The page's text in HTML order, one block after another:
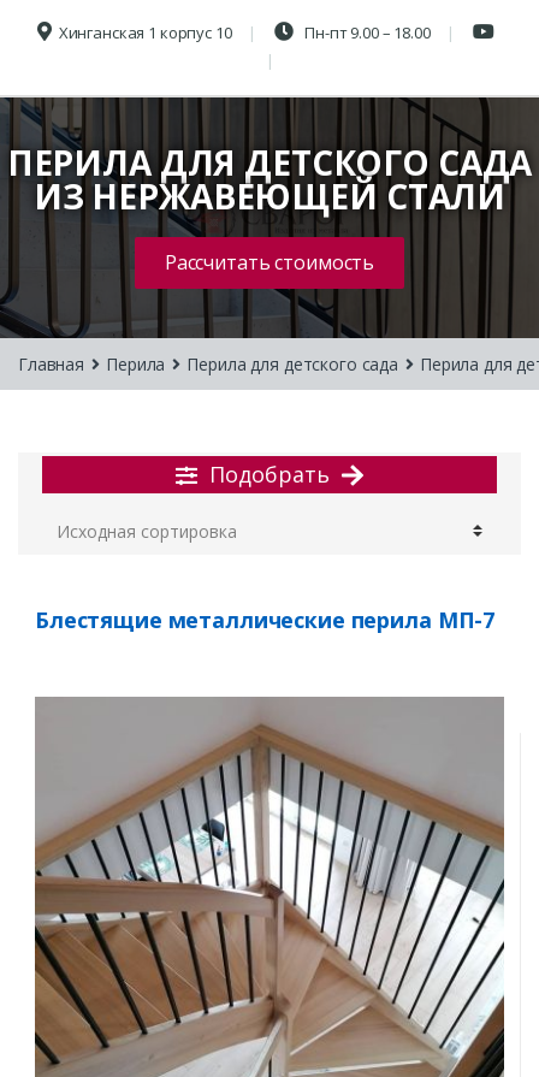
Хинганская 1 корпус 10 Пн-пт 9.00 – 18.00
ПЕРИЛА ДЛЯ ДЕТСКОГО САДА
ИЗ НЕРЖАВЕЮЩЕЙ СТАЛИ
Рассчитать стоимость
Главная Перила Перила для детского сада Перила для
Подобрать
Блестящие металлические перила МП-7